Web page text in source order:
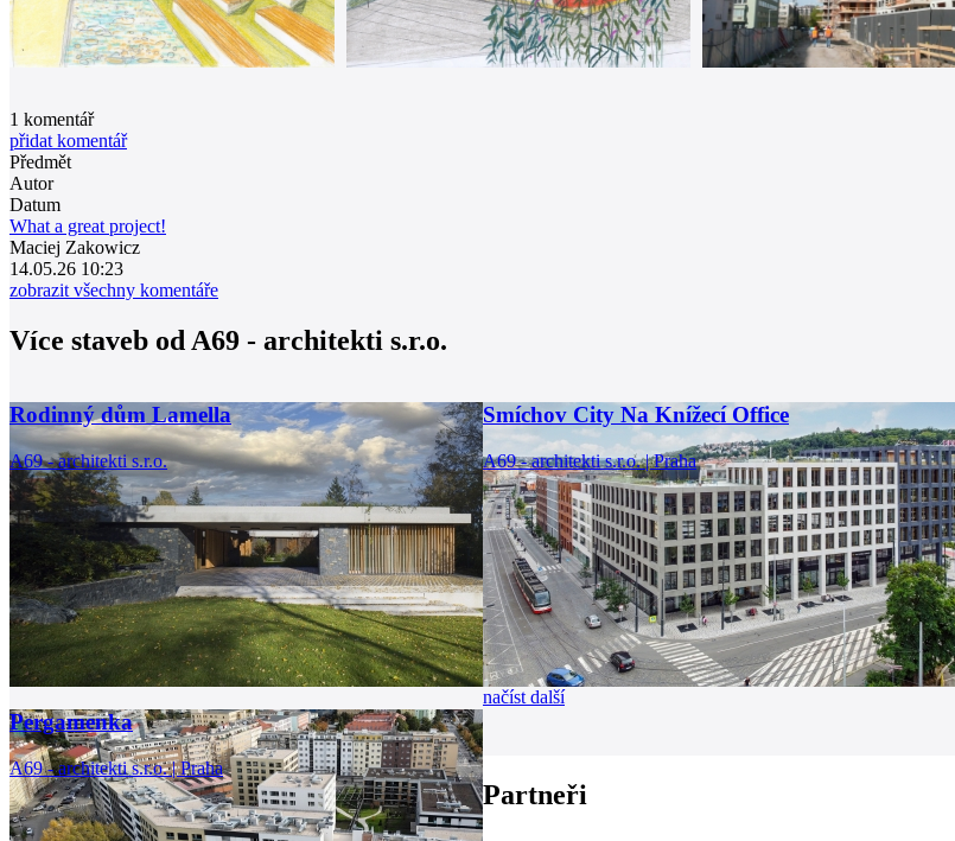
1 komentář
přidat komentář
Předmět
Autor
Datum
What a great project!
Maciej Zakowicz
14.05.26 10:23
zobrazit všechny komentáře
Více staveb od A69 - architekti s.r.o.
Rodinný dům Lamella
A69 - architekti s.r.o.
Smíchov City Na Knížecí Office
A69 - architekti s.r.o. | Praha
Pergamenka
A69 - architekti s.r.o. | Praha
načíst další
Partneři